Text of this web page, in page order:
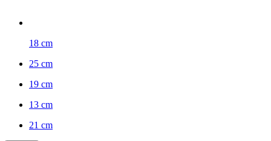
18 cm
25 cm
19 cm
13 cm
21 cm